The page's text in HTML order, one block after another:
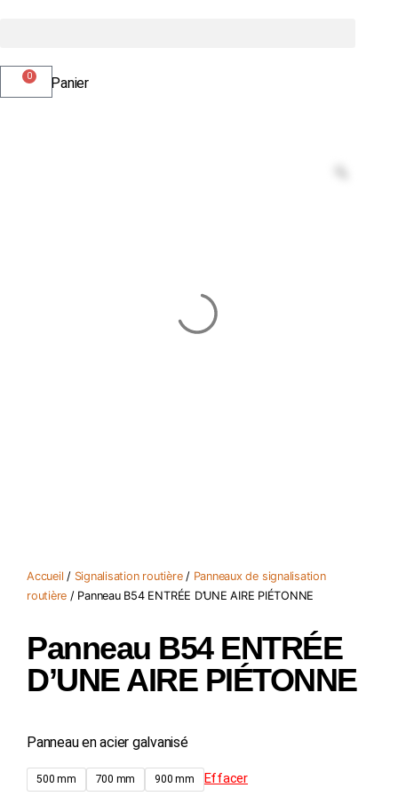
Panier
0
Accueil / Signalisation routière/ Panneaux de signalisation
routière / Panneau B54 ENTRÉE D’UNE AIRE PIÉTONNE
Panneau B54 ENTRÉE
D’UNE AIRE PIÉTONNE
Panneau en acier galvanisé
500 mm 700 mm 900 mm Effacer